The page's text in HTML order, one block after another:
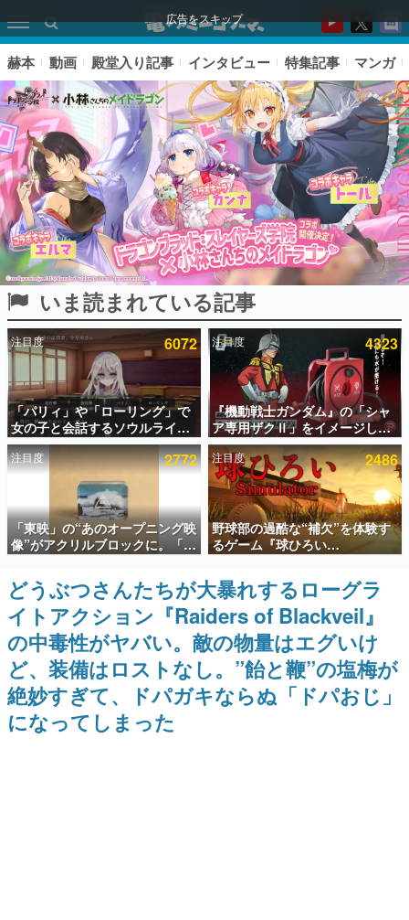
広告をスキップ
ピックアップ
電ファミのいま読まれている記事ランキング
アプリセール情報
インタビュー
連載・特集一覧
殿堂入り記事
SNS拡散数が数千以上！ ページビュー数万以上！ などな
ど。多くの人々に読まれた、電ファミ渾身の“殿堂入り”記
事をまとめました。
ゲームの企画書
名作ゲームクリエイターの方々に製作時のエピソードをお
聞きし、ヒットする企画（ゲーム）とは何か？を探ってい
きます。
赫本
この物語を解いてはいけない。『赫本』は、〈試験問題〉
の形をした短編ホラー小説集です。
新世代に訊く
赫本 動画 殿堂入り記事 インタビュー 特集記事 マンガ
いま読まれている記事
注目度 6072
「パリィ」や「ローリング」で
女の子と会話するソウルライク
恋愛ゲーム『小早川さんはソウ
ルライク』無料公開。返事に失
敗すると「YOU DIED」
注目度 4323
『機動戦士ガンダム』の「シャ
ア専用ザクⅡ」をイメージした
散水ホースリールが予約開始。
本体にはシャアのパーソナルマ
ークやジオン公国軍のエンブレ
ム、型式番号などを配置
注目度 2772
「東映」の“あのオープニング映
像”がアクリルブロックに。「東
映ヒストリカル グッズコレクシ
ョン」が8月下旬より発売
注目度 2486
野球部の過酷な“補欠”を体験す
るゲーム『球ひろい
Simulator』が「1件」のウィッ
シュリストをもとにチェコ語に
対応しSNSで話題に。『キング
ダム・カム』開発元やチェコの
プロ野球選手から称賛の声
どうぶつさんたちが大暴れするローグラ
イトアクション『Raiders of Blackveil』
の中毒性がヤバい。敵の物量はエグいけ
ど、装備はロストなし。”飴と鞭”の塩梅が
絶妙すぎて、ドパガキならぬ「ドパおじ」
になってしまった